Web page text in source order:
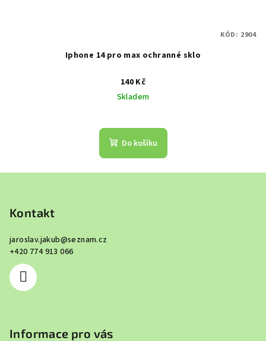
Iphone 14 pro max ochranné sklo
140 Kč
Skladem
Do košíku
KÓD: 2904
Kontakt
jaroslav.jakub@seznam.cz
+420 774 913 066
Informace pro vás